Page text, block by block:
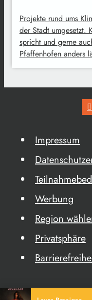
Projekte rund ums
der Stadt umgesetzt.
spricht und gerne
Pfaffenhofen anders
Impressum
Werbung
Region
Privatsphäre